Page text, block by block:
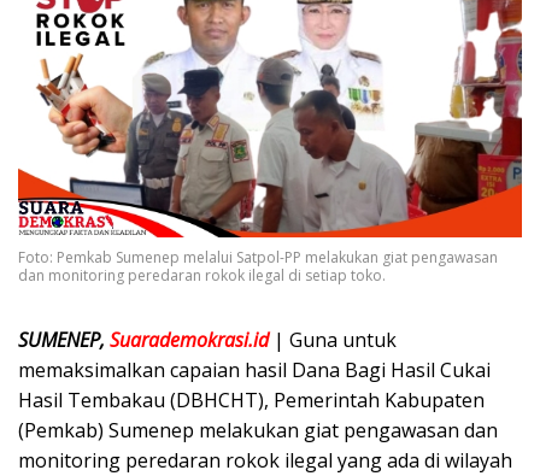
Foto: Pemkab Sumenep melalui Satpol-PP melakukan giat pengawasan
dan monitoring peredaran rokok ilegal di setiap toko.
SUMENEP, Suarademokrasi.id| Guna untuk
memaksimalkan capaian hasil Dana Bagi Hasil Cukai
Hasil Tembakau (DBHCHT), Pemerintah Kabupaten
(Pemkab) Sumenep melakukan giat pengawasan dan
monitoring peredaran rokok ilegal yang ada di wilayah